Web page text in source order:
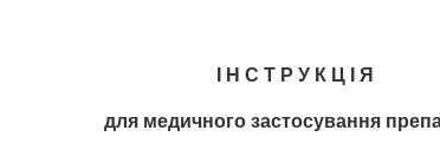
І Н С Т Р У К Ц І Я
для медичного застосування